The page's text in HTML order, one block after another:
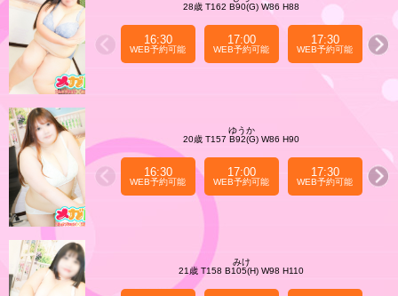
28歳 T162 B90(G) W86 H88
16:30
WEB予約可能
17:00
WEB予約可能
17:30
WEB予約可能
ゆうか
20歳 T157 B92(G) W86 H90
16:30
WEB予約可能
17:00
WEB予約可能
17:30
WEB予約可能
みけ
21歳 T158 B105(H) W98 H110